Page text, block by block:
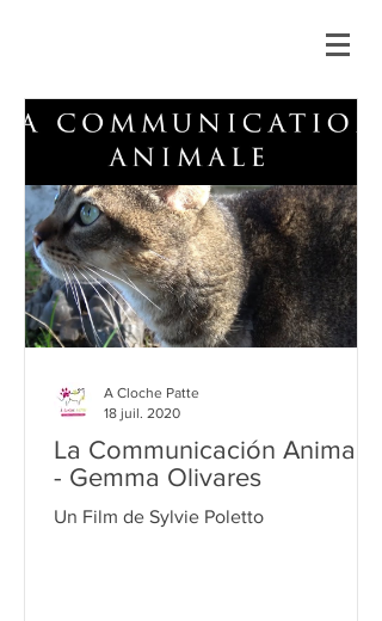
La Communicación Animale
- Gemma Olivares
Un Film de Sylvie Poletto
A Cloche Patte
18 juil. 2020